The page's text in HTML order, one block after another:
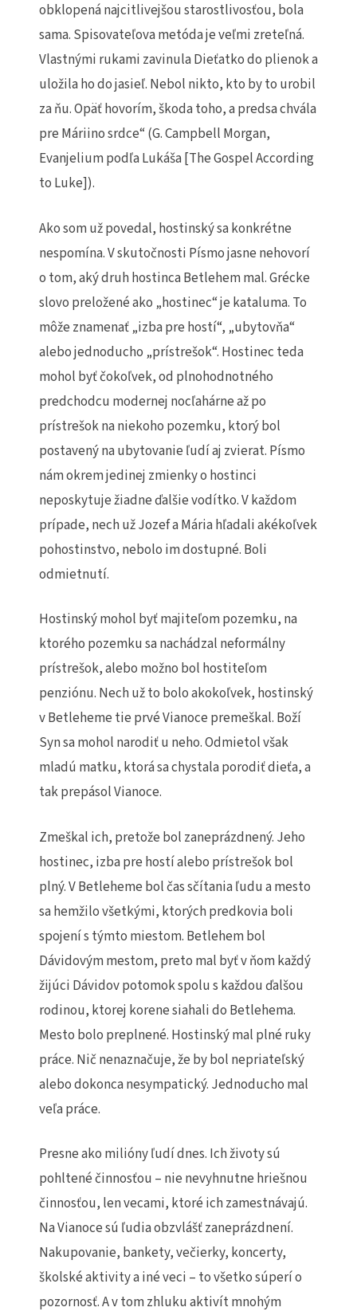
obklopená najcitlivejšou starostlivosťou, bola
sama. Spisovateľova metóda je veľmi zreteľná.
Vlastnými rukami zavinula Dieťatko do plienok a
uložila ho do jasieľ. Nebol nikto, kto by to urobil
za ňu. Opäť hovorím, škoda toho, a predsa chvála
pre Máriino srdce“ (G. Campbell Morgan,
Evanjelium podľa Lukáša [The Gospel According
to Luke]).
Ako som už povedal, hostinský sa konkrétne
nespomína. V skutočnosti Písmo jasne nehovorí
o tom, aký druh hostinca Betlehem mal. Grécke
slovo preložené ako „hostinec“ je kataluma. To
môže znamenať „izba pre hostí“, „ubytovňa“
alebo jednoducho „prístrešok“. Hostinec teda
mohol byť čokoľvek, od plnohodnotného
predchodcu modernej nocľahárne až po
prístrešok na niekoho pozemku, ktorý bol
postavený na ubytovanie ľudí aj zvierat. Písmo
nám okrem jedinej zmienky o hostinci
neposkytuje žiadne ďalšie vodítko. V každom
prípade, nech už Jozef a Mária hľadali akékoľvek
pohostinstvo, nebolo im dostupné. Boli
odmietnutí.
Hostinský mohol byť majiteľom pozemku, na
ktorého pozemku sa nachádzal neformálny
prístrešok, alebo možno bol hostiteľom
penziónu. Nech už to bolo akokoľvek, hostinský
v Betleheme tie prvé Vianoce premeškal. Boží
Syn sa mohol narodiť u neho. Odmietol však
mladú matku, ktorá sa chystala porodiť dieťa, a
tak prepásol Vianoce.
Zmeškal ich, pretože bol zaneprázdnený. Jeho
hostinec, izba pre hostí alebo prístrešok bol
plný. V Betleheme bol čas sčítania ľudu a mesto
sa hemžilo všetkými, ktorých predkovia boli
spojení s týmto miestom. Betlehem bol
Dávidovým mestom, preto mal byť v ňom každý
žijúci Dávidov potomok spolu s každou ďalšou
rodinou, ktorej korene siahali do Betlehema.
Mesto bolo preplnené. Hostinský mal plné ruky
práce. Nič nenaznačuje, že by bol nepriateľský
alebo dokonca nesympatický. Jednoducho mal
veľa práce.
Presne ako milióny ľudí dnes. Ich životy sú
pohltené činnosťou – nie nevyhnutne hriešnou
činnosťou, len vecami, ktoré ich zamestnávajú.
Na Vianoce sú ľudia obzvlášť zaneprázdnení.
Nakupovanie, bankety, večierky, koncerty,
školské aktivity a iné veci – to všetko súperí o
pozornosť. A v tom zhluku aktivít mnohým